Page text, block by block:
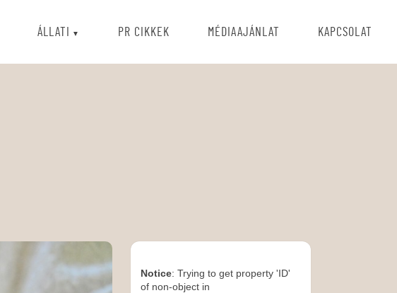
ÁLLATI PR CIKKEK MÉDIAAJÁNLAT KAPCSOLAT
Notice: Trying to get property 'ID'
of non-object in